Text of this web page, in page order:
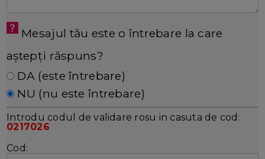
Mesajul tău este o întrebare la care
aștepți răspuns?
DA (este întrebare)
NU (nu este întrebare)
Introdu codul de validare rosu in casuta de cod:
0217026
Cod: